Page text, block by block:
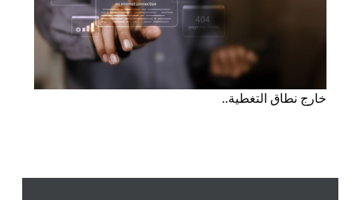
خارج نطاق التغطية..